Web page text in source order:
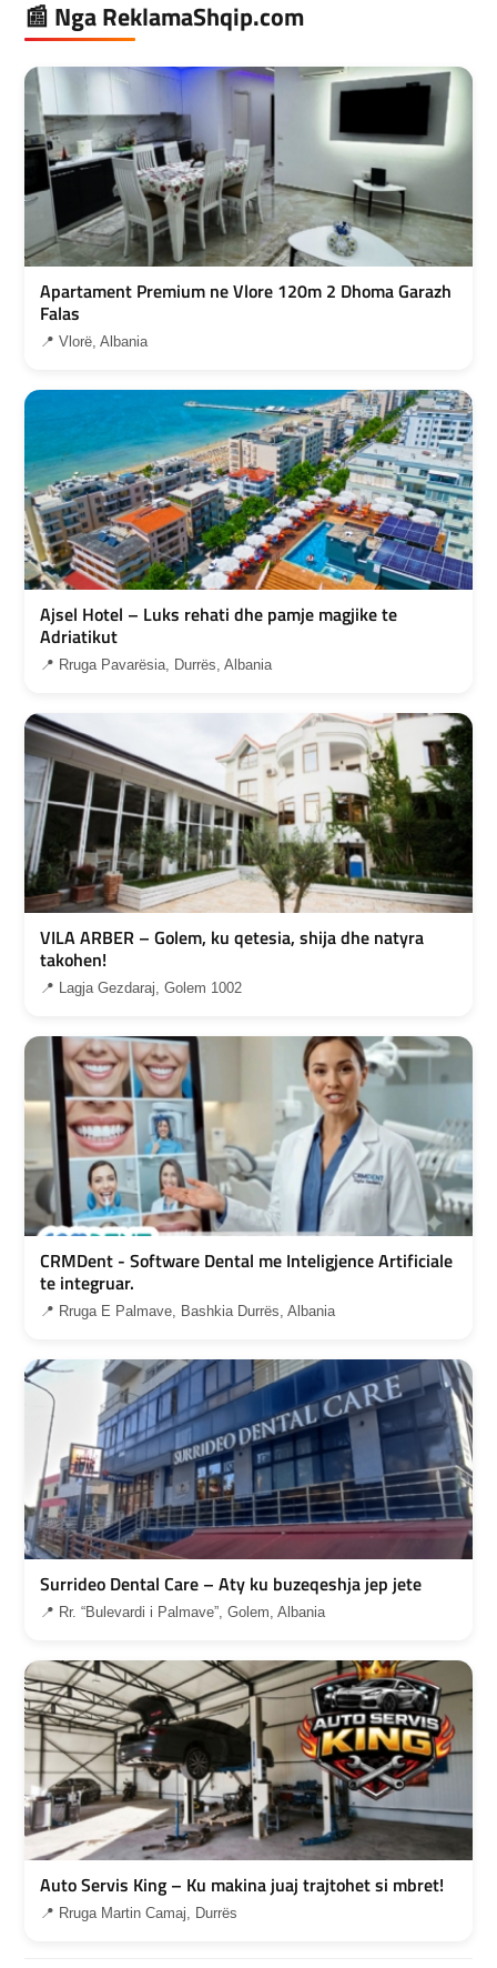
📰 Nga ReklamaShqip.com
Apartament Premium ne Vlore 120m 2 Dhoma Garazh
Falas
📍 Vlorë, Albania
Ajsel Hotel – Luks rehati dhe pamje magjike te
Adriatikut
📍 Rruga Pavarësia, Durrës, Albania
VILA ARBER – Golem, ku qetesia, shija dhe natyra
takohen!
📍 Lagja Gezdaraj, Golem 1002
CRMDent - Software Dental me Inteligjence Artificiale
te integruar.
📍 Rruga E Palmave, Bashkia Durrës, Albania
Surrideo Dental Care – Aty ku buzeqeshja jep jete
📍 Rr. “Bulevardi i Palmave”, Golem, Albania
Auto Servis King – Ku makina juaj trajtohet si mbret!
📍 Rruga Martin Camaj, Durrës